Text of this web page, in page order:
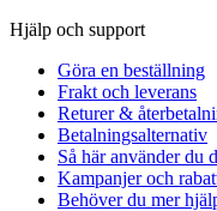
Hjälp och support
Göra en beställning
Frakt och leverans
Returer &
Betalningsalternativ
Så här använder du
Kampanjer och
Behöver du mer